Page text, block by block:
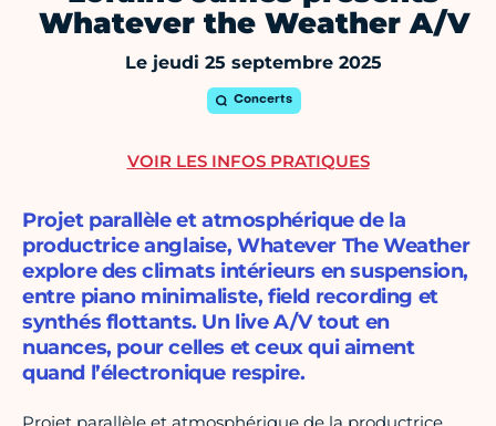
Whatever the Weather A/V
Le jeudi 25 septembre 2025
Concerts
Projet parallèle et atmosphérique de la
productrice anglaise, Whatever The Weather
explore des climats intérieurs en suspension,
entre piano minimaliste, field recording et
synthés flottants. Un live A/V tout en
nuances, pour celles et ceux qui aiment
quand l’électronique respire.
VOIR LES INFOS PRATIQUES